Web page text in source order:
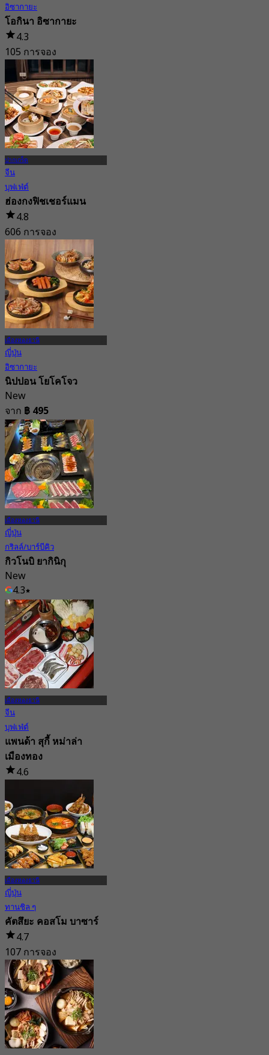
อิซากายะ
โอกินา อิซากายะ
4.3
105 การจอง
จาก฿ 333
ปากเกร็ด
จีน
บุฟเฟ่ต์
ฮ่องกงฟิชเชอร์แมน
4.8
606 การจอง
จาก
เมืองทองธานี
ญี่ปุ่น
อิซากายะ
นิปปอน โยโคโจว
New
จาก ฿ 495
เมืองทองธานี
ญี่ปุ่น
กริลล์/บาร์บีคิว
กิวโนบิ ยากินิกุ
New
4.3
จาก฿ 599
เมืองทองธานี
จีน
บุฟเฟ่ต์
แพนด้า สุกี้ หม่าล่า
เมืองทอง
4.6
จาก฿ 287
เมืองทองธานี
ญี่ปุ่น
ทานชิล ๆ
คัตสึยะ คอสโม บาซาร์
4.7
107 การจอง
จาก฿ 237.5